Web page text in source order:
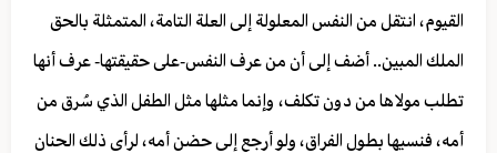
القيوم، انتقل من النفس المعلولة إلى العلة التامة، المتمثلة بالحق
الملك المبين.. أضف إلى أن من عرف النفس-على حقيقتها- عرف أنها
تطلب مولاها من دون تكلف، وإنما مثلها مثل الطفل الذي سُرق من
أمه، فنسيها بطول الفراق، ولو أرجع إلى حضن أمه، لرأى ذلك الحنان